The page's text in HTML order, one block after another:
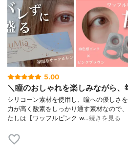
5.00
＼瞳のおしゃれを楽しみながら、
シリコーン素材を使用し、瞳への優しさ
力が高く酸素をしっかり通す素材なので
たしは【ワッフルピンク w…続きを見る